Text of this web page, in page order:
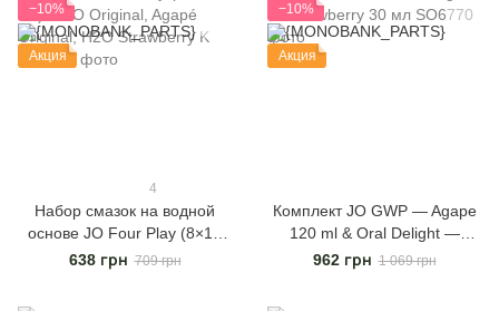
−10%
Акция
4
Набор смазок на водной
основе JO Four Play (8×10
мл): H2O Original, Agapé
638 грн 709 грн
−10%
Акция
Комплект JO GWP — Agape
120 ml & Oral Delight —
Strawberry 30 мл
962 грн 1 069 грн